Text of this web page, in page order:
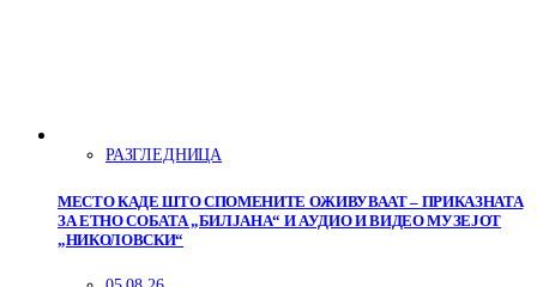
РАЗГЛЕДНИЦА
МЕСТО КАДЕ ШТО СПОМЕНИТЕ ОЖИВУВААТ – ПРИКАЗНАТА
ЗА ЕТНО СОБАТА „БИЛЈАНА“ И АУДИО И ВИДЕО МУЗЕЈОТ
„НИКОЛОВСКИ“